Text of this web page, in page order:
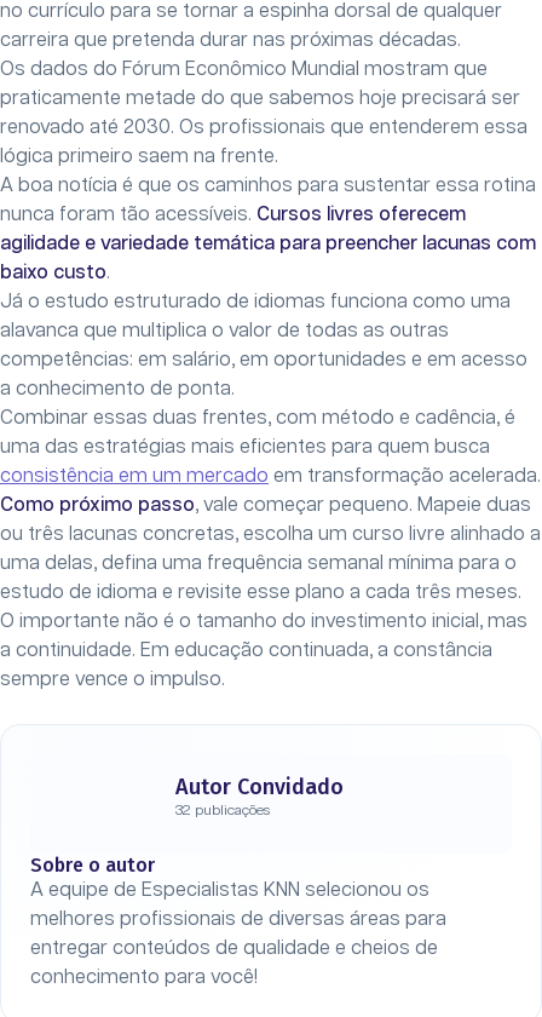
no currículo para se tornar a espinha dorsal de qualquer
carreira que pretenda durar nas próximas décadas.
Os dados do Fórum Econômico Mundial mostram que
praticamente metade do que sabemos hoje precisará ser
renovado até 2030. Os profissionais que entenderem essa
lógica primeiro saem na frente.
A boa notícia é que os caminhos para sustentar essa rotina
nunca foram tão acessíveis. Cursos livres oferecem
agilidade e variedade temática para preencher lacunas com
baixo custo.
Já o estudo estruturado de idiomas funciona como uma
alavanca que multiplica o valor de todas as outras
competências: em salário, em oportunidades e em acesso
a conhecimento de ponta.
Combinar essas duas frentes, com método e cadência, é
uma das estratégias mais eficientes para quem busca
consistência em um mercado em transformação acelerada.
Como próximo passo, vale começar pequeno. Mapeie duas
ou três lacunas concretas, escolha um curso livre alinhado a
uma delas, defina uma frequência semanal mínima para o
estudo de idioma e revisite esse plano a cada três meses.
O importante não é o tamanho do investimento inicial, mas
a continuidade. Em educação continuada, a constância
sempre vence o impulso.
Autor Convidado
32 publicações
Sobre o autor
A equipe de Especialistas KNN selecionou os
melhores profissionais de diversas áreas para
entregar conteúdos de qualidade e cheios de
conhecimento para você!